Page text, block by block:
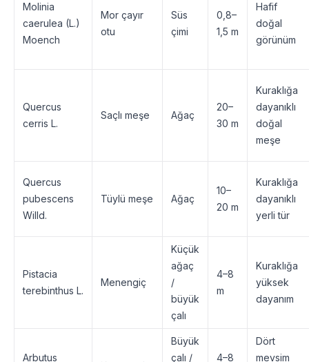
Molinia
caerulea (L.)
Moench
Mor çayır
otu
Süs
çimi
0,8–
1,5 m
Hafif
doğal
görünüm
Quercus
cerris L.
Saçlı meşe Ağaç
20–
30 m
Kuraklığa
dayanıklı
doğal
meşe
Quercus
pubescens
Willd.
Tüylü meşe Ağaç
10–
20 m
Kuraklığa
dayanıklı
yerli tür
Pistacia
terebinthus L.
Menengiç
Küçük
ağaç
/
büyük
çalı
4–8
m
Kuraklığa
yüksek
dayanım
Arbutus
Büyük
çalı /
4–8
Dört
mevsim